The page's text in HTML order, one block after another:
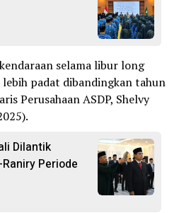
selama libur long
padat dibandingkan tahun
Perusahaan ASDP, Shelvy
Dilantik
Periode